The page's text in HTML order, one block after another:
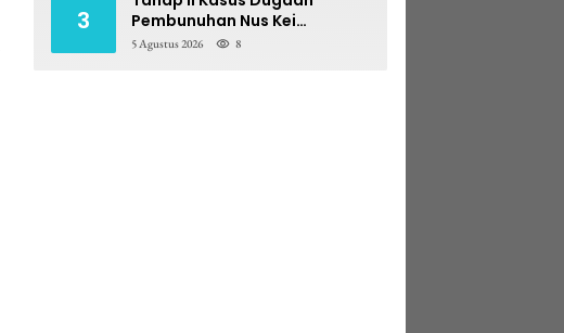
3
Pembunuhan Nus Kei
Dilimpahkan ke PN Ambon
5 Agustus 2026 8